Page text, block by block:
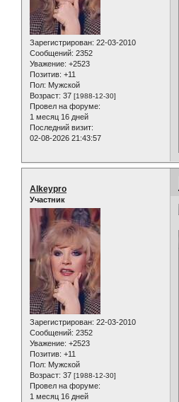
Зарегистрирован: 22-03-2010
Сообщений: 2352
Уважение: +2523
Позитив: +11
Пол: Мужской
Возраст: 37 [1988-12-30]
Провел на форуме:
1 месяц 16 дней
Последний визит:
02-08-2026 21:43:57
Alkeypro
Участник
Зарегистрирован: 22-03-2010
Сообщений: 2352
Уважение: +2523
Позитив: +11
Пол: Мужской
Возраст: 37 [1988-12-30]
Провел на форуме:
1 месяц 16 дней